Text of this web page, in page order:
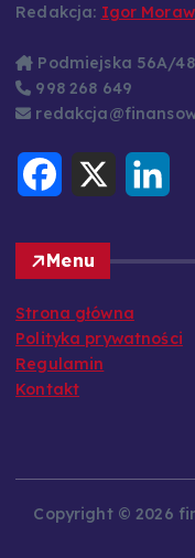
Redakcja: Igor
Podmiejska 56A/
998 268 649
o
o
k
X
I
Menu
Strona główna
Polityka prywatności
Regulamin
Kontakt
Copyright © 2026